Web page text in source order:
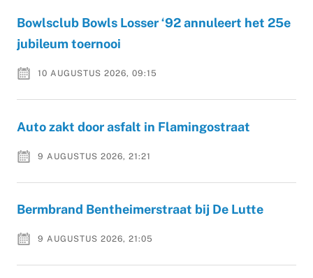
Bowlsclub Bowls Losser ‘92 annuleert het 25e
jubileum toernooi
10 AUGUSTUS 2026, 09:15
Auto zakt door asfalt in Flamingostraat
9 AUGUSTUS 2026, 21:21
Bermbrand Bentheimerstraat bij De Lutte
9 AUGUSTUS 2026, 21:05